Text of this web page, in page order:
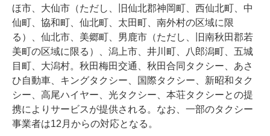
ほ市、大仙市（ただし、旧仙北郡神岡町、西仙北町、中
仙町、協和町、仙北町、太田町、南外村の区域に限
る）、仙北市、美郷町、男鹿市（ただし、旧南秋田郡若
美町の区域に限る）、潟上市、井川町、八郎潟町、五城
目町、大潟村。秋田梅田交通、秋田合同タクシー、あさ
ひ自動車、キングタクシー、国際タクシー、新昭和タク
シー、高尾ハイヤー、光タクシー、本荘タクシーとの提
携によりサービスが提供される。なお、一部のタクシー
事業者は12月からの対応となる。